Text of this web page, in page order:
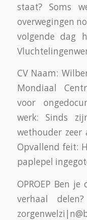
staat? Soms
overwegingen
volgende dag
CV Naam:
Mondiaal
voor
werk: Sinds
wethouder
Opvallend feit:
paplepel
OPROEP Ben
verhaal